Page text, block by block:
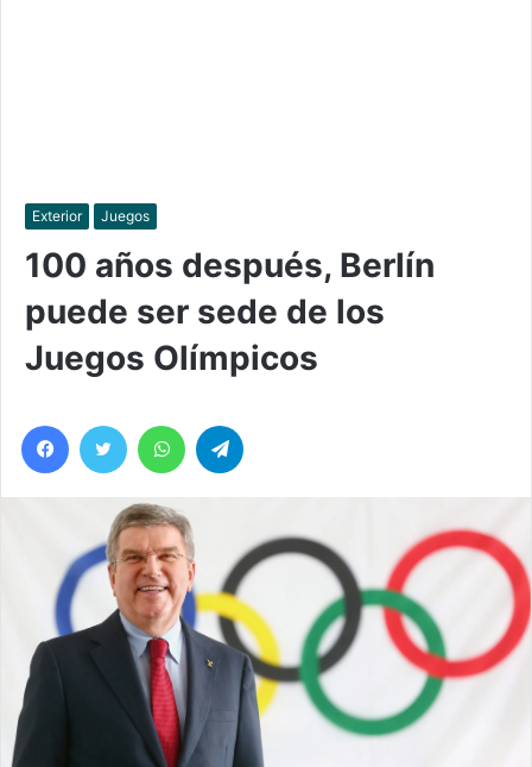
Exterior Juegos
100 años después, Berlín
puede ser sede de los
Juegos Olímpicos
Facebook
Twitter WhatsApp